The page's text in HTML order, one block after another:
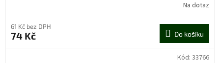
Na dotaz
61 Kč bez DPH
74 Kč Do košíku
Kód: 33766